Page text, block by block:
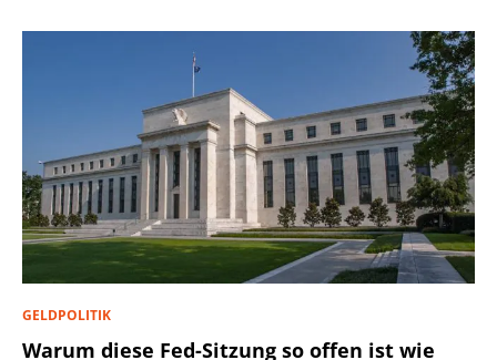
GELDPOLITIK
Warum diese Fed-Sitzung so offen ist wie